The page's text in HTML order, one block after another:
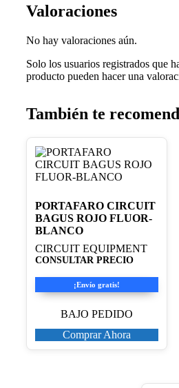
Valoraciones
No hay valoraciones aún.
Solo los usuarios registrados que
producto pueden hacer una
También te
PORTAFARO CIRCUIT
BAGUS ROJO FLUOR-
BLANCO
CIRCUIT EQUIPMENT
CONSULTAR PRECIO
¡Envío gratis!
BAJO PEDIDO
Comprar Ahora